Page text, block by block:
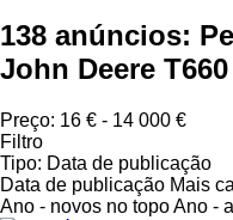
138 anúncios:
John Deere
Preço: 16 € - 14 000 €
Filtro
Tipo: Data de publicação
Data de publicação Mais
Ano - novos no topoAno -